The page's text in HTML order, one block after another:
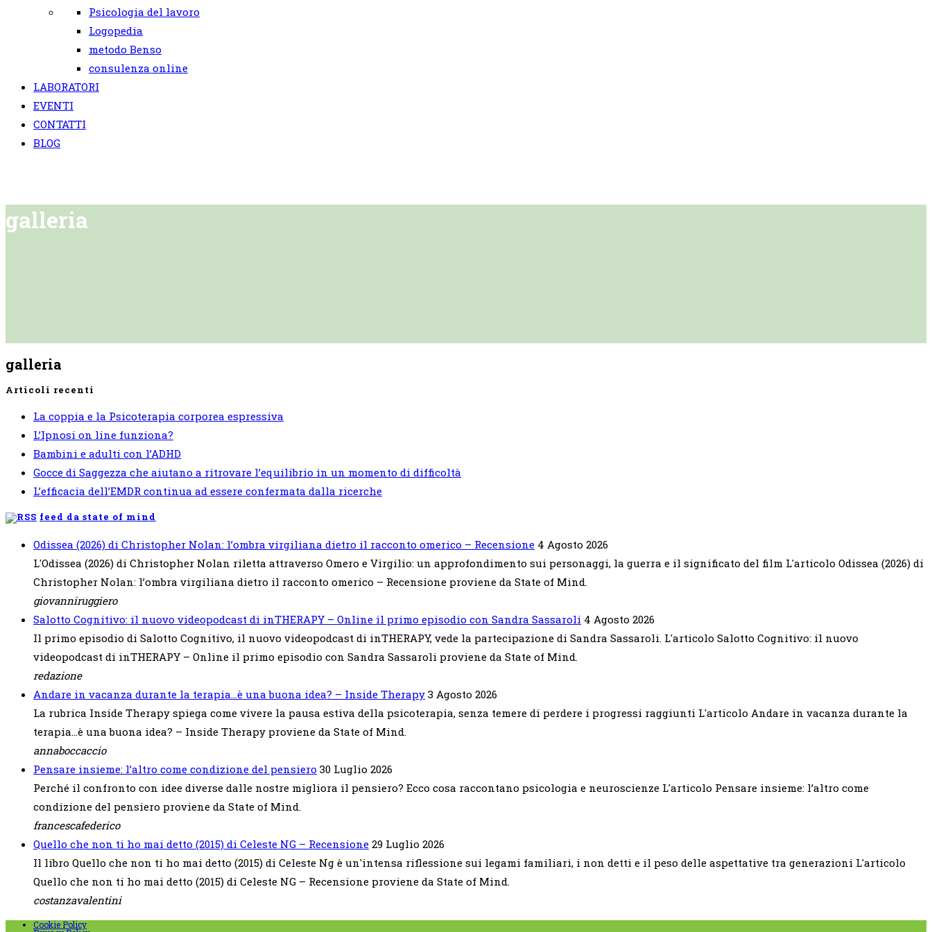
Psicologia del lavoro
Logopedia
metodo Benso
consulenza online
LABORATORI
EVENTI
CONTATTI
BLOG
galleria
galleria
Articoli recenti
La coppia e la Psicoterapia corporea espressiva
L’Ipnosi on line funziona?
Bambini e adulti con l’ADHD
Gocce di Saggezza che aiutano a ritrovare l’equilibrio in un momento di difficoltà
L’efficacia dell’EMDR continua ad essere confermata dalla ricerche
feed da state of mind
Odissea (2026) di Christopher Nolan: l’ombra virgiliana dietro il racconto omerico – Recensione 4 Agosto 2026
L'Odissea (2026) di Christopher Nolan riletta attraverso Omero e Virgilio: un approfondimento sui personaggi, la guerra e il significato del film L'articolo Odissea (2026) di
Christopher Nolan: l’ombra virgiliana dietro il racconto omerico – Recensione proviene da State of Mind.
giovanniruggiero
Salotto Cognitivo: il nuovo videopodcast di inTHERAPY – Online il primo episodio con Sandra Sassaroli 4 Agosto 2026
Il primo episodio di Salotto Cognitivo, il nuovo videopodcast di inTHERAPY, vede la partecipazione di Sandra Sassaroli. L'articolo Salotto Cognitivo: il nuovo
videopodcast di inTHERAPY – Online il primo episodio con Sandra Sassaroli proviene da State of Mind.
redazione
Andare in vacanza durante la terapia…è una buona idea? – Inside Therapy 3 Agosto 2026
La rubrica Inside Therapy spiega come vivere la pausa estiva della psicoterapia, senza temere di perdere i progressi raggiunti L'articolo Andare in vacanza durante la
terapia…è una buona idea? – Inside Therapy proviene da State of Mind.
annaboccaccio
Pensare insieme: l’altro come condizione del pensiero 30 Luglio 2026
Perché il confronto con idee diverse dalle nostre migliora il pensiero? Ecco cosa raccontano psicologia e neuroscienze L'articolo Pensare insieme: l’altro come
condizione del pensiero proviene da State of Mind.
francescafederico
Quello che non ti ho mai detto (2015) di Celeste NG – Recensione 29 Luglio 2026
Il libro Quello che non ti ho mai detto (2015) di Celeste Ng è un'intensa riflessione sui legami familiari, i non detti e il peso delle aspettative tra generazioni L'articolo
Quello che non ti ho mai detto (2015) di Celeste NG – Recensione proviene da State of Mind.
costanzavalentini
Cookie Policy